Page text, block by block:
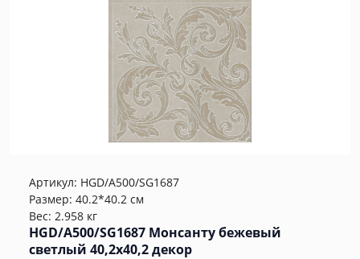
Артикул: HGD/A500/SG1687
Размер: 40.2*40.2 см
Вес: 2.958 кг
HGD/A500/SG1687 Монсанту бежевый
светлый 40,2х40,2 декор